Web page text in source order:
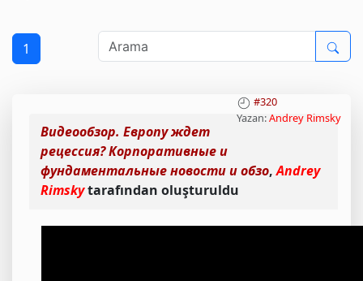
1
#320
Yazan:Andrey Rimsky
Видеообзор. Европу ждет
рецессия? Корпоративные и
фундаментальные новости и обзо,Andrey
Rimskytarafından oluşturuldu